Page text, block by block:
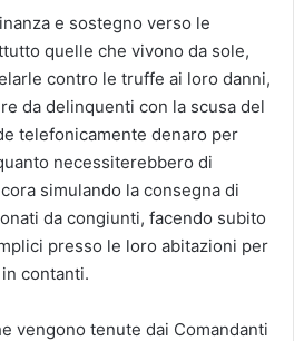
e sostegno verso le
quelle che vivono da sole,
contro le truffe ai loro danni,
da delinquenti con la scusa del
telefonicamente denaro per
necessiterebbero di
simulando la consegna di
da congiunti, facendo subito
presso le loro abitazioni per
contanti.
vengono tenute dai Comandanti